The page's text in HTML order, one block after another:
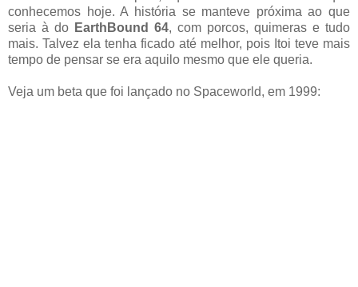
conhecemos hoje. A história se manteve próxima ao que
seria à do EarthBound 64, com porcos, quimeras e tudo
mais. Talvez ela tenha ficado até melhor, pois Itoi teve mais
tempo de pensar se era aquilo mesmo que ele queria.
Veja um beta que foi lançado no Spaceworld, em 1999: